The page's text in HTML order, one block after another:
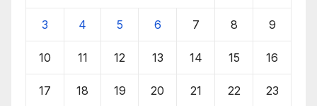
3 4 5 6 7 8 9
10 11 12 13 14 15 16
17 18 19 20 21 22 23